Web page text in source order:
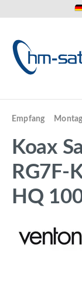
Empfang
Koax
RG7F-
HQ
Bildergalerie